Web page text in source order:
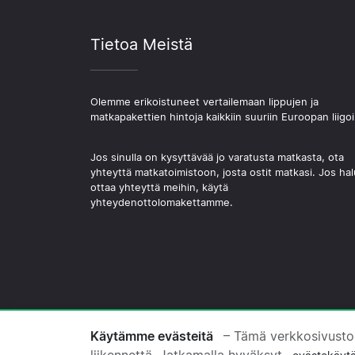
Tietoa Meistä
Olemme erikoistuneet vertailemaan lippujen ja
matkapakettien hintoja kaikkiin suuriin Euroopan
Jos sinulla on kysyttävää jo varatusta matkasta, ota
yhteyttä matkatoimistoon, josta ostit matkasi. Jos
ottaa yhteyttä meihin, käytä
yhteydenottolomakettamme.
© 2026 Copyright
Käytämme evästeitä
– Tämä